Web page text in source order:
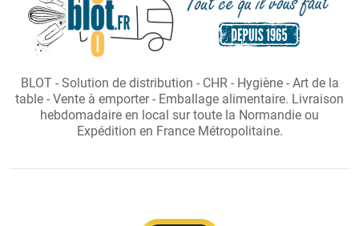
BLOT - Solution de distribution - CHR - Hygiène - Art de la
table - Vente à emporter - Emballage alimentaire. Livraison
hebdomadaire en local sur toute la Normandie ou
Expédition en France Métropolitaine.